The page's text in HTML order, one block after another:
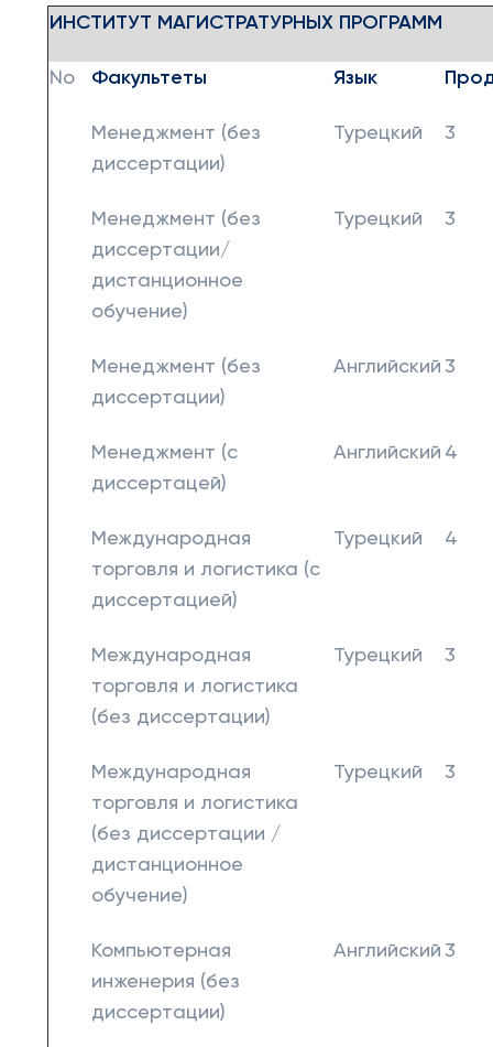
ИНСТИТУТ МАГИСТРАТУРНЫХ ПРОГРАММ
No Факультеты Язык
Менеджмент (без
диссертации)
Турецкий 3
Менеджмент (без
диссертации/
дистанционное
обучение)
Турецкий 3
Менеджмент (без
диссертации)
Английский 3
Менеджмент (с
диссертацей)
Английский 4
Международная
торговля и логистика (с
диссертацией)
Турецкий 4
Международная
торговля и логистика
(без диссертации)
Турецкий 3
Международная
торговля и логистика
(без диссертации /
дистанционное
обучение)
Турецкий 3
Компьютерная
инженерия (без
диссертации)
Английский 3